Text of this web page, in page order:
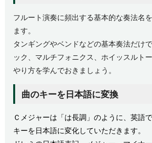
フルート演奏に頻出する基本的な奏法名
ます。
タンギングやベンドなどの基本奏法だけ
ック、マルチフォニクス、ホイッスルト
やり方を学んでおきましょう。
曲のキーを日本語に変換
Ｃメジャーは「は長調」のように、英語
キーを日本語に変化していただきます。